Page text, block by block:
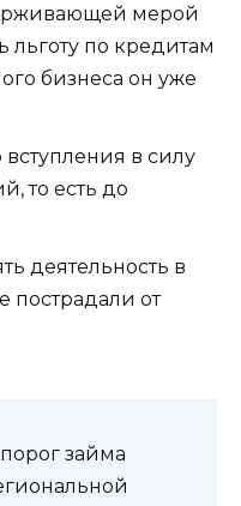
мерой
по кредитам
бизнеса он уже
в силу
то есть до
деятельность в
пострадали от
займа